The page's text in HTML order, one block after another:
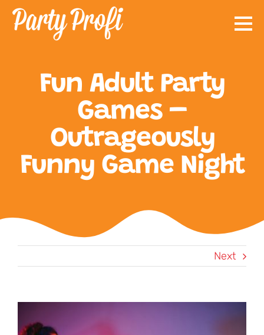
Skip
Fun Adult Party
Games –
Outrageously
Funny Game Night
Next
Larger